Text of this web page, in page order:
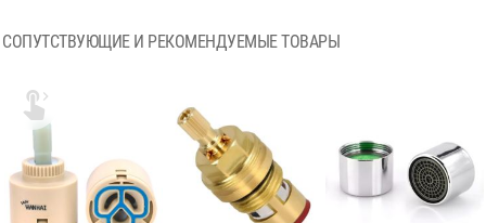
СОПУТСТВУЮЩИЕ И РЕКОМЕНДУЕМЫЕ ТОВАРЫ
